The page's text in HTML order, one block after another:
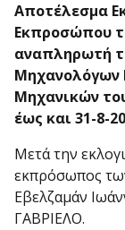
Αποτέλεσμα
Εκπροσώπου
αναπληρωτή
Μηχανολόγων
Μηχανικών
έως και 31-8-
Μετά την
εκπρόσωπος
Εβελζαμάν
ΓΑΒΡΙΕΛΟ.